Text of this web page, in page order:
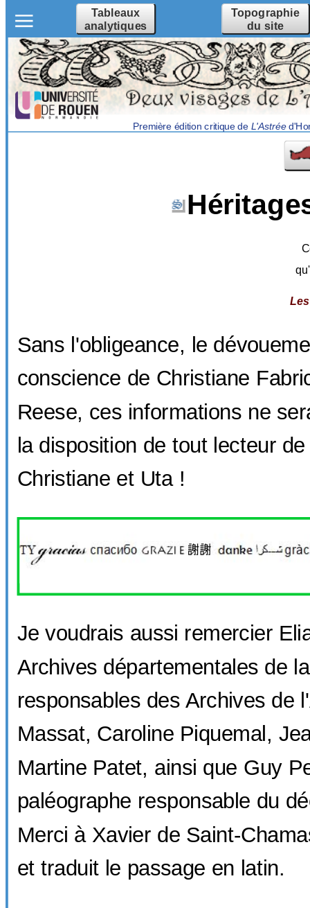
Tableaux
analytiques
Topographie
du site
Première édition critique de L'Astrée
Sans l'obligeance, le
conscience de Christiane
Reese, ces informations ne
la disposition de tout lecteur
Christiane et Uta !
Je voudrais aussi remercier
Archives départementales de
responsables des Archives de
Massat, Caroline Piquemal,
Martine Patet, ainsi que Guy
paléographe responsable du
Merci à Xavier de Saint-
et traduit le passage en latin.